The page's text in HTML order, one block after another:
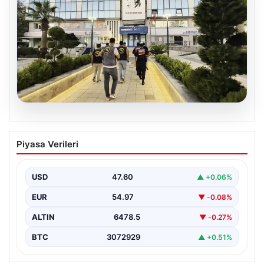
05.08.2026
Menderes Belediyesi Soruşturmasında
Firari Başkan Yardımcısı Yakalandı
soruşturma kapsamında, Belediye Başkan Yardımcısı
Rüzgar Sönmez,…
Piyasa Verileri
USD 47.60 ▲ +0.06%
EUR 54.97 ▼ -0.08%
ALTIN 6478.5 ▼ -0.27%
BTC 3072929 ▲ +0.51%